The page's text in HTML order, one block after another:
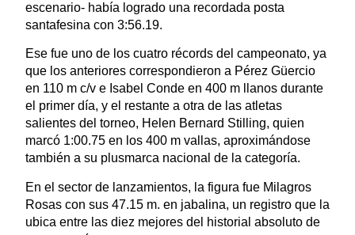
escenario- había logrado una recordada posta
santafesina con 3:56.19.
Ese fue uno de los cuatro récords del campeonato, ya
que los anteriores correspondieron a Pérez Güercio
en 110 m c/v e Isabel Conde en 400 m llanos durante
el primer día, y el restante a otra de las atletas
salientes del torneo, Helen Bernard Stilling, quien
marcó 1:00.75 en los 400 m vallas, aproximándose
también a su plusmarca nacional de la categoría.
En el sector de lanzamientos, la figura fue Milagros
Rosas con sus 47.15 m. en jabalina, un registro que la
ubica entre las diez mejores del historial absoluto de